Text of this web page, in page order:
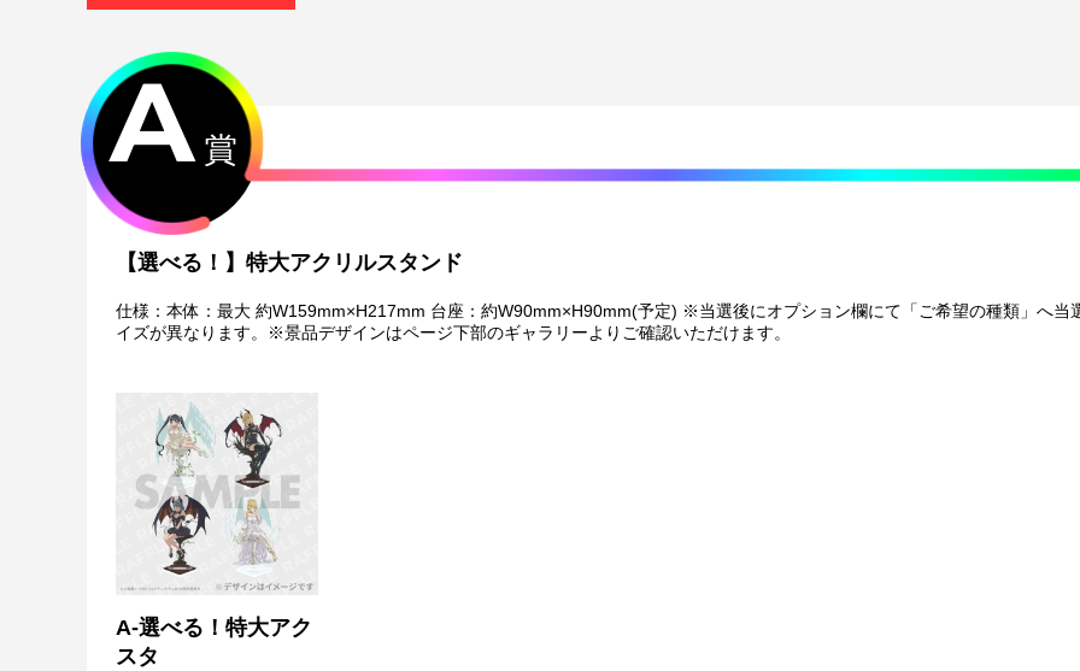
メールにてご連絡させていただきます。）
・弊社サイト以外で景品を購入された場合、弊社は一切責任を負いません。
・一部の景品は希望景品の選択や希望の宛名を入力（オプション登録）する必要がございます。期限内に登録いただけなかっ
がございます。
配送について
・サイン入り景品とサインなし景品は別配送となる場合がございます。
・製作状況や天候状況によりくじページに記載のお届け目安から前後した配送となる場合がございます。
・弊社指定の配送業者から発送させていただくため、配送業者および配送方法はお選びいただくことができません。
・海外への配送は対応しておりません。
・多連特典をご希望の場合、「くじ引き内容の選択」にてご希望の景品が表示されているボタンを選択の上でくじ引きを行っ
※単発（1回ボタン）で引いた方は多連特典の対象とはなりませんのでご注意ください。
・Wチャンス賞は対象の期間内くじ引き1回ごとにチャレンジできる特別キャンペーンです。
・抽選は該当するWチャンス賞の期間終了後に一括で行い、完了次第当落に関わらず権利保有者全員に結果をお知らせします
・Wチャンス賞のチャレンジには初回のみアンケートへのご回答が必須となります。
・2回目以降は自動的に開催中のWチャンス賞へ応募となります。
A 賞
【選べる！】特大アクリルスタンド
仕様：本体：最大 約W159mm×H217mm 台座：約W90mm×H90mm(予定) ※当選後にオプション欄にて「ご希望の種類」へ
イズが異なります。※景品デザインはページ下部のギャラリーよりご確認いただけます。
A-選べる！特大アク
スタ